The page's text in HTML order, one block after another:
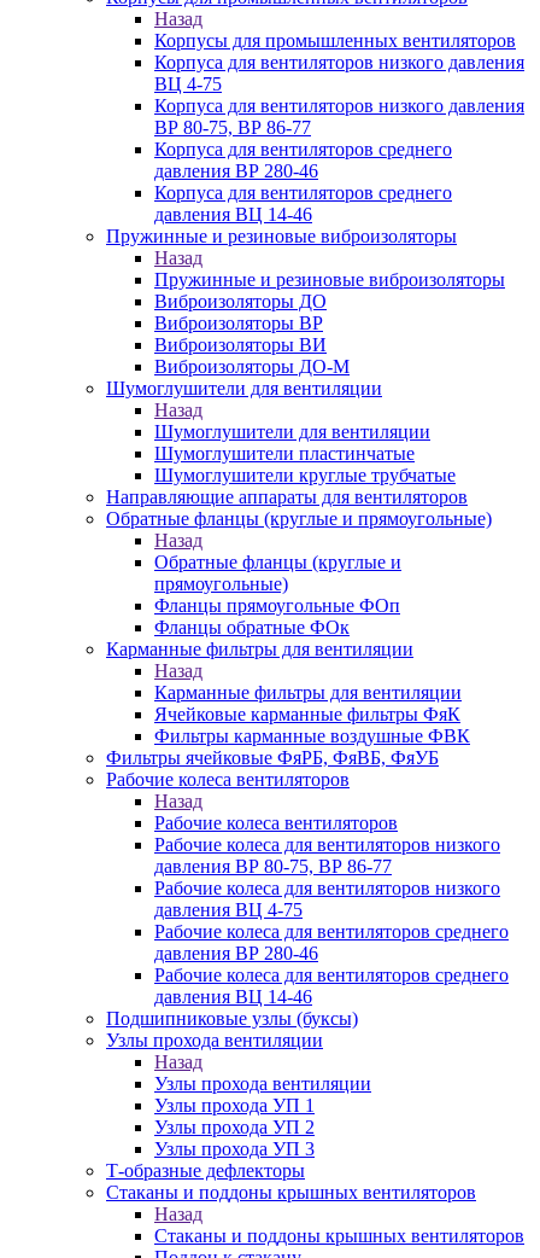
Назад
Корпусы для промышленных вентиляторов
Корпуса для вентиляторов низкого давления
ВЦ 4-75
Корпуса для вентиляторов низкого давления
ВР 80-75, ВР 86-77
Корпуса для вентиляторов среднего
давления ВР 280-46
Корпуса для вентиляторов среднего
давления ВЦ 14-46
Пружинные и резиновые виброизоляторы
Назад
Пружинные и резиновые виброизоляторы
Виброизоляторы ДО
Виброизоляторы ВР
Виброизоляторы ВИ
Виброизоляторы ДО-М
Шумоглушители для вентиляции
Назад
Шумоглушители для вентиляции
Шумоглушители пластинчатые
Шумоглушители круглые трубчатые
Направляющие аппараты для вентиляторов
Обратные фланцы (круглые и прямоугольные)
Назад
Обратные фланцы (круглые и
прямоугольные)
Фланцы прямоугольные ФОп
Фланцы обратные ФОк
Карманные фильтры для вентиляции
Назад
Карманные фильтры для вентиляции
Ячейковые карманные фильтры ФяК
Фильтры карманные воздушные ФВК
Фильтры ячейковые ФяРБ, ФяВБ, ФяУБ
Рабочие колеса вентиляторов
Назад
Рабочие колеса вентиляторов
Рабочие колеса для вентиляторов низкого
давления ВР 80-75, ВР 86-77
Рабочие колеса для вентиляторов низкого
давления ВЦ 4-75
Рабочие колеса для вентиляторов среднего
давления ВР 280-46
Рабочие колеса для вентиляторов среднего
давления ВЦ 14-46
Подшипниковые узлы (буксы)
Узлы прохода вентиляции
Назад
Узлы прохода вентиляции
Узлы прохода УП 1
Узлы прохода УП 2
Узлы прохода УП 3
Т-образные дефлекторы
Стаканы и поддоны крышных вентиляторов
Назад
Стаканы и поддоны крышных вентиляторов